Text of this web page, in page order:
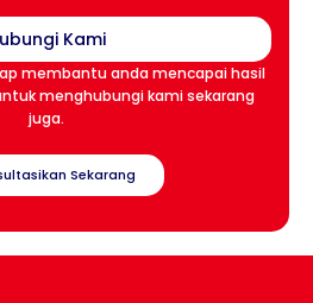
Kami
membantu anda mencapai hasil
menghubungi kami sekarang
juga.
Sekarang